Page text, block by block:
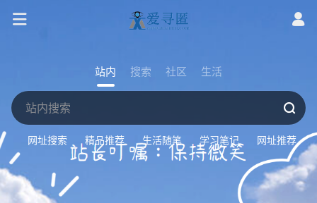
站内 搜索 社区 生活
网址搜索 精品推荐 生活随笔 学习笔记 网址推荐